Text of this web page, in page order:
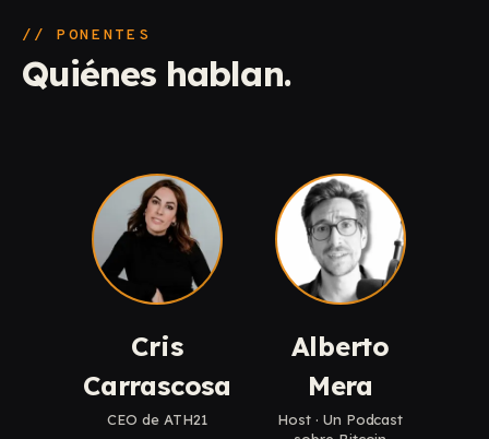
// PONENTES
Quiénes hablan.
Cris
Carrascosa
CEO de ATH21
Alberto
Mera
Host · Un Podcast